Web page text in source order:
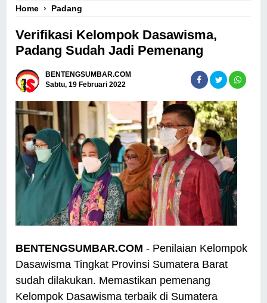
Home › Padang
Verifikasi Kelompok Dasawisma,
Padang Sudah Jadi Pemenang
BENTENGSUMBAR.COM
Sabtu, 19 Februari 2022
BENTENGSUMBAR.COM - Penilaian Kelompok
Dasawisma Tingkat Provinsi Sumatera Barat
sudah dilakukan. Memastikan pemenang
Kelompok Dasawisma terbaik di Sumatera